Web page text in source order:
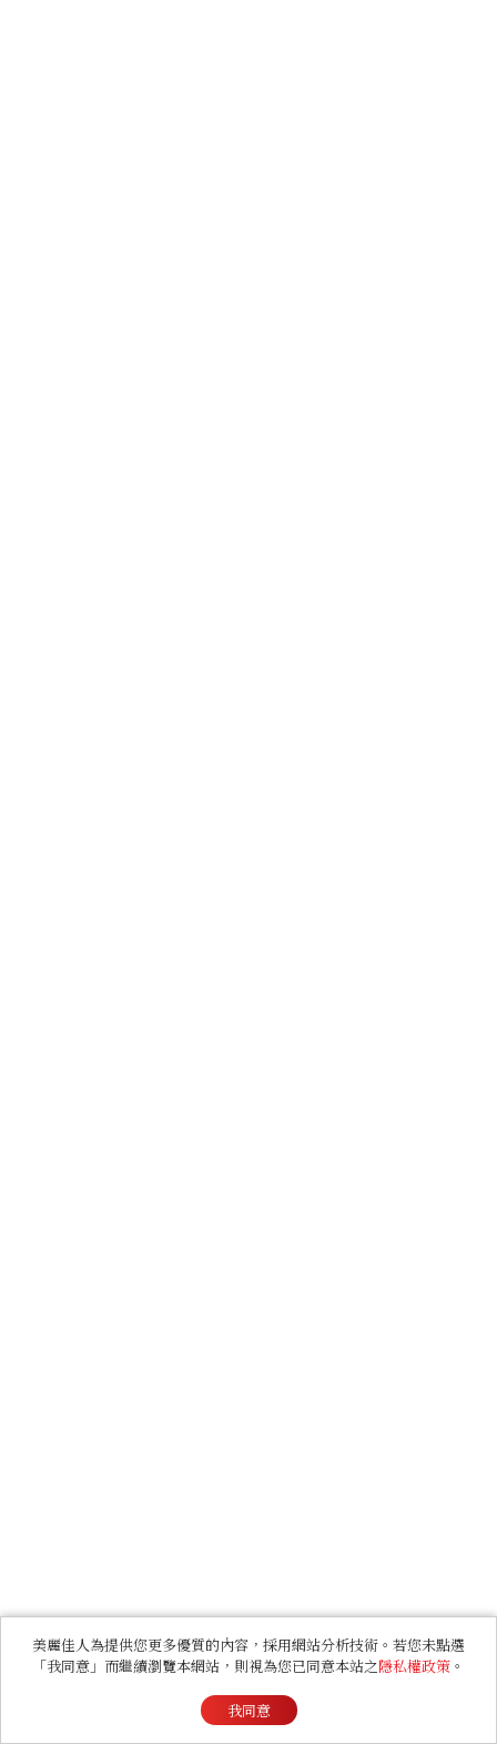
美麗佳人為提供您更多優質的內容，採用網站分析技術。若您未點選
「我同意」而繼續瀏覽本網站，則視為您已同意本站之隱私權政策 。
我同意